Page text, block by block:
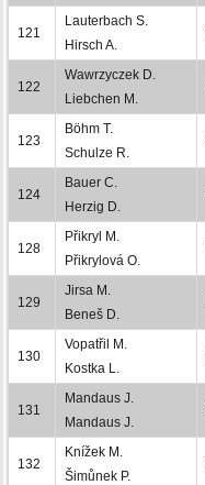
121
Lauterbach S.
Hirsch A.
122
Wawrzyczek D.
Liebchen M.
123
Böhm T.
Schulze R.
124
Bauer C.
Herzig D.
128
Přikryl M.
Přikrylová O.
129
Jirsa M.
Beneš D.
130
Vopatřil M.
Kostka L.
131
Mandaus J.
Mandaus J.
132
Knížek M.
Šimůnek P.